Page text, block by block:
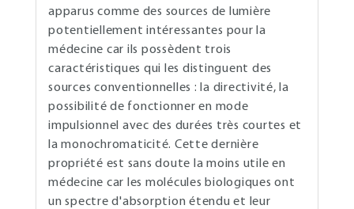
apparus comme des sources de lumière
potentiellement intéressantes pour la
médecine car ils possèdent trois
caractéristiques qui les distinguent des
sources conventionnelles : la directivité, la
possibilité de fonctionner en mode
impulsionnel avec des durées très courtes et
la monochromaticité. Cette dernière
propriété est sans doute la moins utile en
médecine car les molécules biologiques ont
un spectre d'absorption étendu et leur